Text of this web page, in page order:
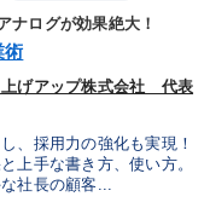
」を更新いただけます。
探しいただけます
ナログが効果絶大！
術
げアップ株式会社 代表
、採用力の強化も実現！
上手な書き方、使い方。
社長の顧客...